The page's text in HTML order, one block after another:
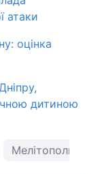
атаки
оцінка
дитиною
Мелітополь